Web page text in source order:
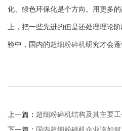
化、绿色环保化是个方向。用更多
上，把一些先进的但是还处理理论
验中，国内的超细粉碎机研究才会蓬
上一篇： 超细粉碎机结构及其主要